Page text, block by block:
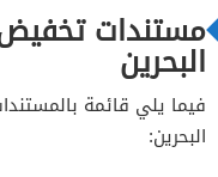
مستندات
البحرين
فيما يلي قائمة
البحرين: